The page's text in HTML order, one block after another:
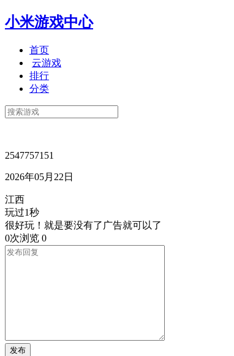
小米游戏中心
首页
云游戏
排行
分类
2547757151
2026年05月22日
江西
玩过1秒
很好玩！就是要没有了广告就可以了
0次浏览 0
发布